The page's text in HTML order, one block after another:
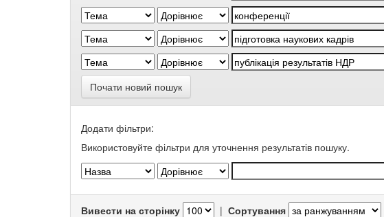
Почати новий пошук
Додати фільтри:
Використовуйте фільтри для уточнення результатів пошуку.
Вивести на сторінку | Сортування